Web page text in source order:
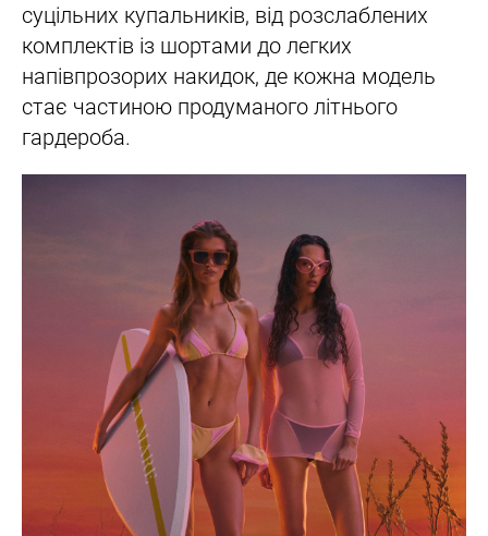
суцільних купальників, від розслаблених
комплектів із шортами до легких
напівпрозорих накидок, де кожна модель
стає частиною продуманого літнього
гардероба.